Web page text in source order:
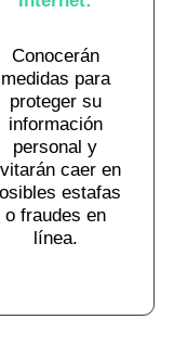
Conocerán
medidas para
proteger su
información
personal y
caer en
estafas
o fraudes en
línea.